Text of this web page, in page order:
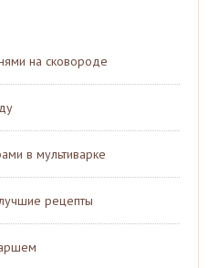
на сковороде
в мультиварке
рецепты